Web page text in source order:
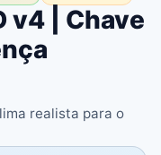
v4 | Chave
realista para o